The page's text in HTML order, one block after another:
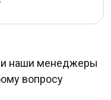
и наши менеджеры
вопросу